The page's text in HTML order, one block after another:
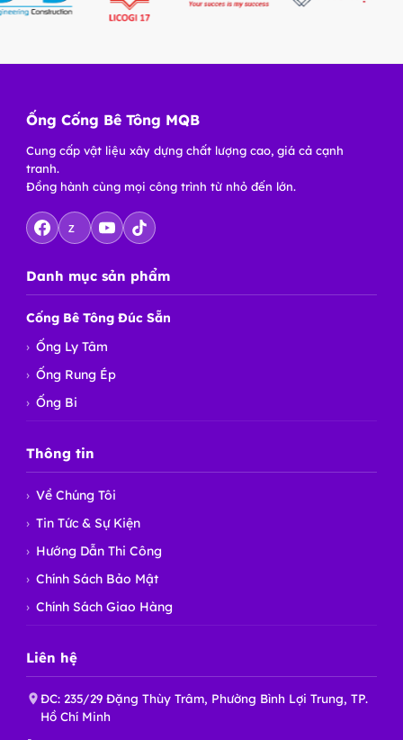
Ống Cống Bê Tông MQB
Cung cấp vật liệu xây dựng chất lượng cao, giá cả cạnh
tranh.
Đồng hành cùng mọi công trình từ nhỏ đến lớn.
Z
Danh mục sản phẩm
Cống Bê Tông Đúc Sẵn
Ống Ly Tâm
Ống Rung Ép
Ống Bi
Thông tin
Về Chúng Tôi
Tin Tức & Sự Kiện
Hướng Dẫn Thi Công
Chính Sách Bảo Mật
Chính Sách Giao Hàng
Liên hệ
ĐC: 235/29 Đặng Thùy Trâm, Phường Bình Lợi Trung, TP.
Hồ Chí Minh